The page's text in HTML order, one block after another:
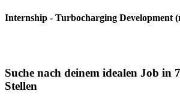
Internship - Turbocharging Development
Suche nach deinem idealen Job in
Stellen